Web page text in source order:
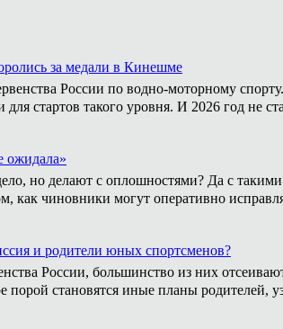
за медали в Кинешме
России по водно-моторному
стартов такого уровня. И 2026 год не
ожидала»
но делают с оплошностями? Да с
как чиновники могут оперативно
и родители юных спортсменов?
России, большинство из них
порой становятся иные планы